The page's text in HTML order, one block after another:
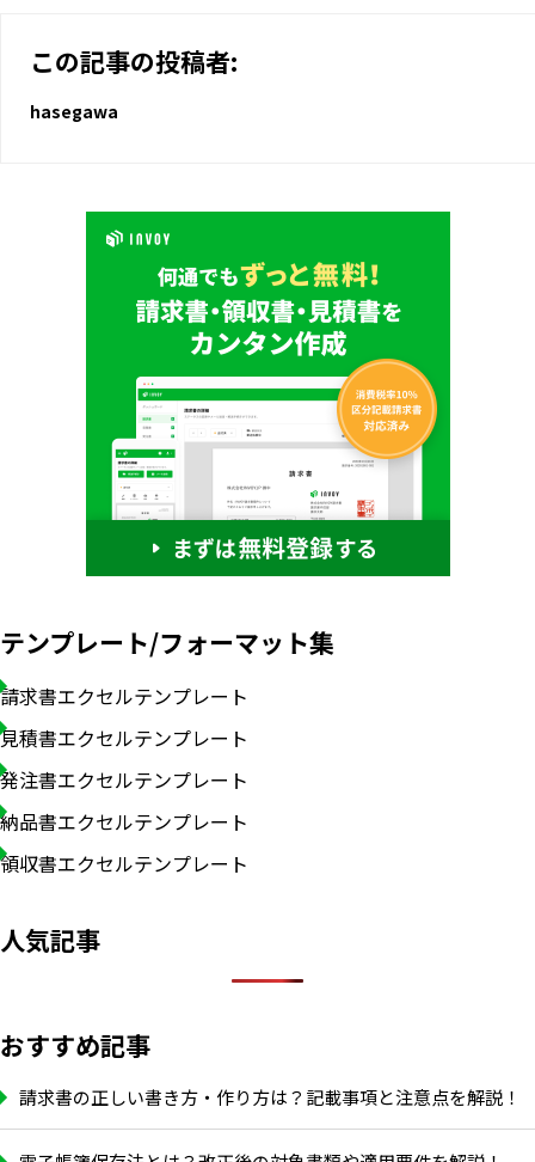
この記事の投稿者:
hasegawa
テンプレート/フォーマット集
請求書エクセルテンプレート
見積書エクセルテンプレート
発注書エクセルテンプレート
納品書エクセルテンプレート
領収書エクセルテンプレート
人気記事
おすすめ記事
請求書の正しい書き方・作り方は？記載事項と注意点を解説！